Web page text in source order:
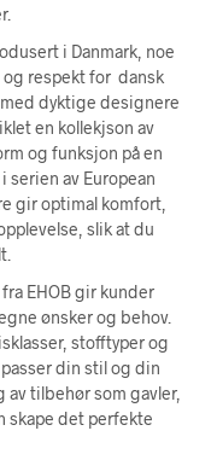
i Danmark, noe
og respekt for dansk
dyktige designere
en kollekjson av
og funksjon på en
serien av European
gir optimal komfort,
slik at du
EHOB gir kunder
ønsker og behov.
stofftyper og
din stil og din
tilbehør som gavler,
skape det perfekte